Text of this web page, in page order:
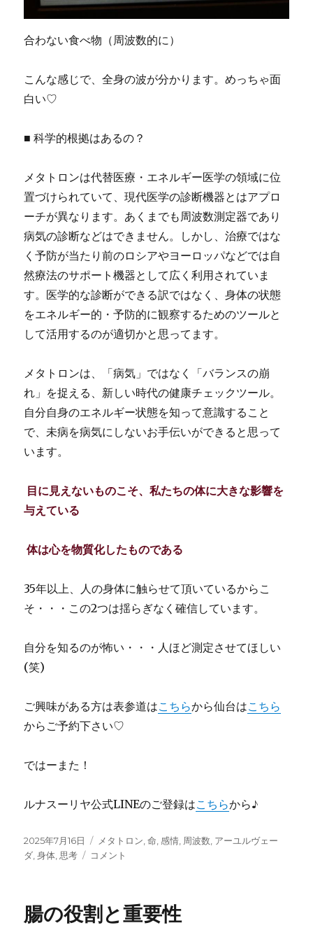
合わない食べ物（周波数的に）
こんな感じで、全身の波が分かります。めっちゃ面
白い♡
■ 科学的根拠はあるの？
メタトロンは代替医療・エネルギー医学の領域に位
置づけられていて、現代医学の診断機器とはアプロ
ーチが異なります。あくまでも周波数測定器であり
病気の診断などはできません。しかし、治療ではな
く予防が当たり前のロシアやヨーロッパなどでは自
然療法のサポート機器として広く利用されていま
す。医学的な診断ができる訳ではなく、身体の状態
をエネルギー的・予防的に観察するためのツールと
して活用するのが適切かと思ってます。
メタトロンは、「病気」ではなく「バランスの崩
れ」を捉える、新しい時代の健康チェックツール。
自分自身のエネルギー状態を知って意識すること
で、未病を病気にしないお手伝いができると思って
います。
目に見えないものこそ、私たちの体に大きな影響を
与えている
体は心を物質化したものである
35年以上、人の身体に触らせて頂いているからこ
そ・・・この2つは揺らぎなく確信しています。
自分を知るのが怖い・・・人ほど測定させてほしい
(笑)
ご興味がある方は表参道はこちらから仙台はこちら
からご予約下さい♡
ではーまた！
ルナスーリヤ公式LINEのご登録はこちらから♪
投
稿
2025年7月16日
カ
テ
メタトロン,命, 感情, 周波数, アーユルヴェー
ダ,身体,思考
メ
ン
コメント
腸の役割と重要性